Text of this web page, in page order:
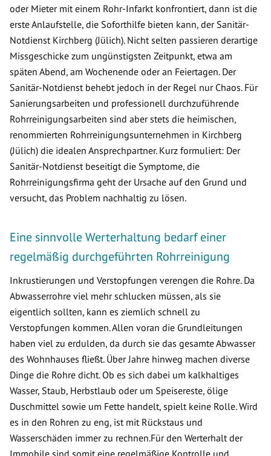
oder Mieter mit einem Rohr-Infarkt konfrontiert, dann ist die
erste Anlaufstelle, die Soforthilfe bieten kann, der Sanitär-
Notdienst Kirchberg (Jülich). Nicht selten passieren derartige
Missgeschicke zum ungünstigsten Zeitpunkt, etwa am
späten Abend, am Wochenende oder an Feiertagen. Der
Sanitär-Notdienst behebt jedoch in der Regel nur Chaos. Für
Sanierungsarbeiten und professionell durchzuführende
Rohrreinigungsarbeiten sind aber stets die heimischen,
renommierten Rohrreinigungsunternehmen in Kirchberg
(Jülich) die idealen Ansprechpartner. Kurz formuliert: Der
Sanitär-Notdienst beseitigt die Symptome, die
Rohrreinigungsfirma geht der Ursache auf den Grund und
versucht, das Problem nachhaltig zu lösen.
Eine sinnvolle Werterhaltung bedarf einer
regelmäßig durchgeführten Rohrreinigung
Inkrustierungen und Verstopfungen verengen die Rohre. Da
Abwasserrohre viel mehr schlucken müssen, als sie
eigentlich sollten, kann es ziemlich schnell zu
Verstopfungen kommen. Allen voran die Grundleitungen
haben viel zu erdulden, da durch sie das gesamte Abwasser
des Wohnhauses fließt. Über Jahre hinweg machen diverse
Dinge die Rohre dicht. Ob es sich dabei um kalkhaltiges
Wasser, Staub, Herbstlaub oder um Speisereste, ölige
Duschmittel sowie um Fette handelt, spielt keine Rolle. Wird
es in den Rohren zu eng, ist mit Rückstaus und
Wasserschäden immer zu rechnen.Für den Werterhalt der